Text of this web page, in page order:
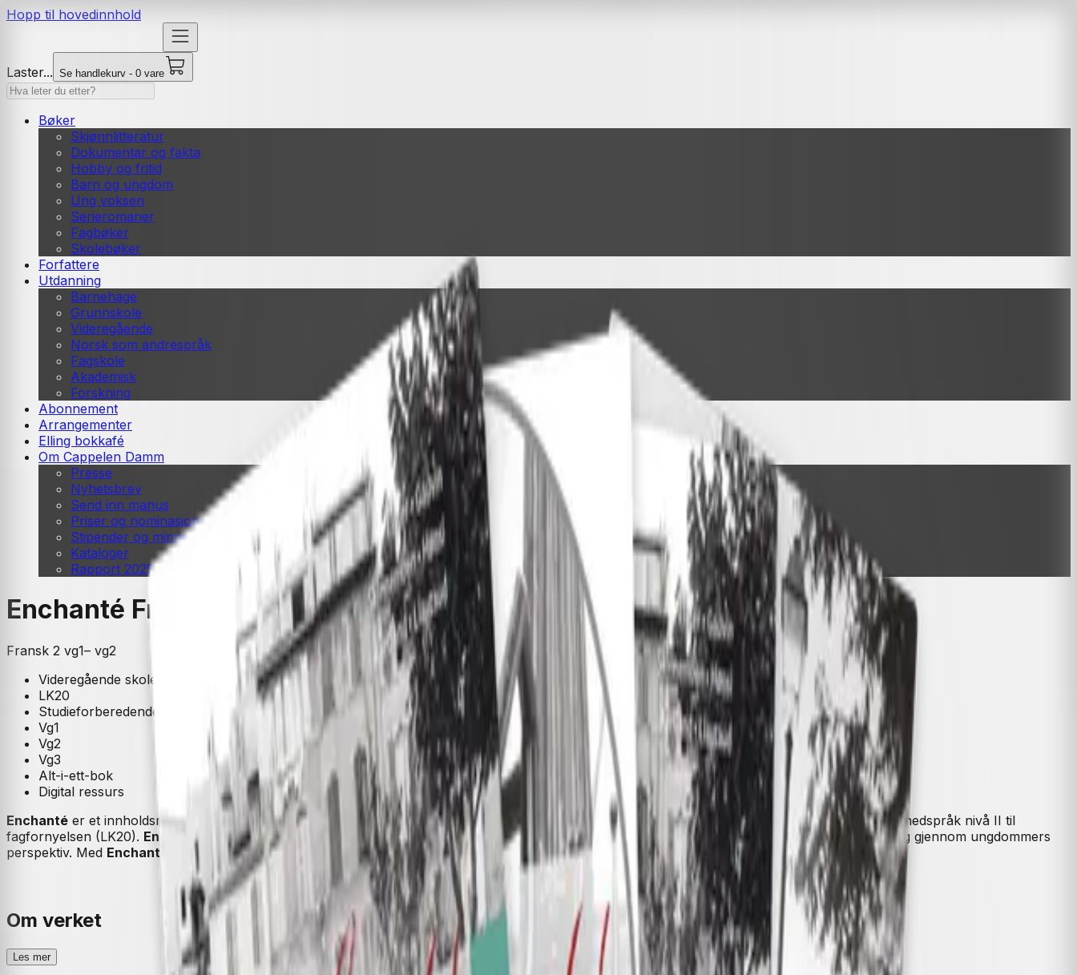
Hopp til hovedinnhold
Laster... Se handlekurv - 0 vare
Bøker
Skjønnlitteratur
Dokumentar og fakta
Hobby og fritid
Barn og ungdom
Ung voksen
Serieromaner
Fagbøker
Skolebøker
Forfattere
Utdanning
Barnehage
Grunnskole
Videregående
Norsk som andrespråk
Fagskole
Akademisk
Forskning
Abonnement
Arrangementer
Elling bokkafé
Om Cappelen Damm
Presse
Nyhetsbrev
Send inn manus
Priser og nominasjoner
Stipender og minnepriser
Kataloger
Rapport 2025
Enchanté Fransk 2 (LK20)
Fransk 2 vg1– vg2
Videregående skole
LK20
Studieforberedende
Vg1
Vg2
Vg3
Alt-i-ett-bok
Digital ressurs
Enchanté er et innholdsrikt og motiverende læreverk for fransk 2 i videregående skole, grundig revidert og tilpasset kravene i læreplanen for fremmedspråk nivå II til
fagfornyelsen (LK20). Enchanté
har en gjennomarbeidet og velprøvd pedagogisk tilnærming med et tydelig fokus på kommunikasjon og språklæring gjennom ungdommers
perspektiv. Med Enchanté ønsker vi å bidra til å gjøre elevene til trygge og aktive brukere av språket.
Om verket
Les mer